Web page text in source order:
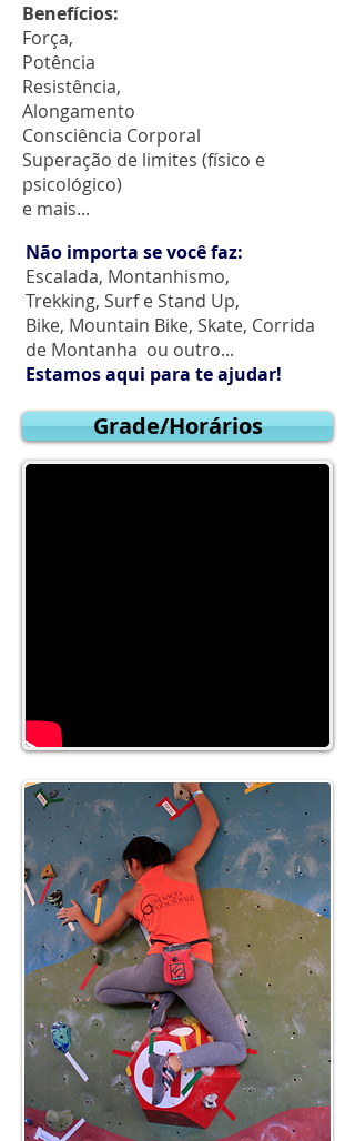
Benefícios:
Força,
Potência
Resistência,
Alongamento
Consciência Corporal
Superação de limites (físico e
psicológico)
e mais...
Não importa se você faz:
Escalada, Montanhismo,
Trekking, Surf e Stand Up,
Bike, Mountain Bike, Skate, Corrida
de Montanha ou outro...
Estamos aqui para te ajudar!
Grade/Horários